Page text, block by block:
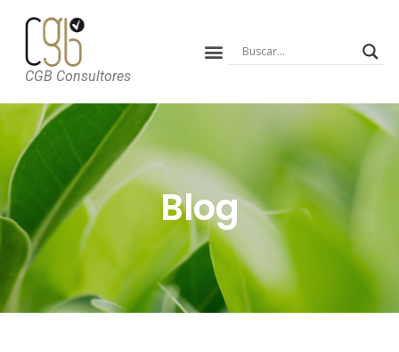
CGB Consultores
Blog